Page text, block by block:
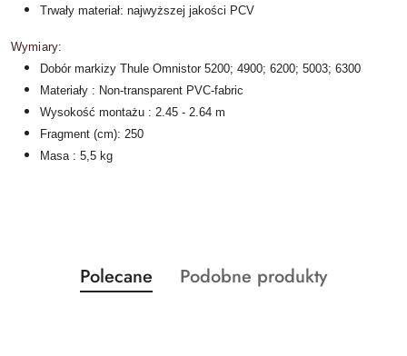
Trwały materiał: najwyższej jakości PCV
Wymiary:
Dobór markizy Thule Omnistor 5200; 4900; 6200; 5003; 6300
Materiały : Non-transparent PVC-fabric
Wysokość montażu : 2.45 - 2.64 m
Fragment (cm): 250
Masa : 5,5 kg
Pomiń karuzelę produktów
Produkty
o
Polecane
Produkty
Podobne produkty